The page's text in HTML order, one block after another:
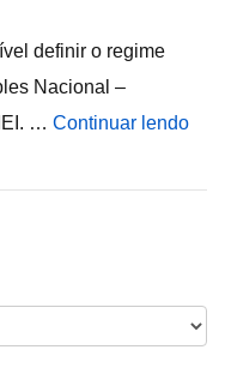
definir o regime
Nacional –
… Continuar lendo